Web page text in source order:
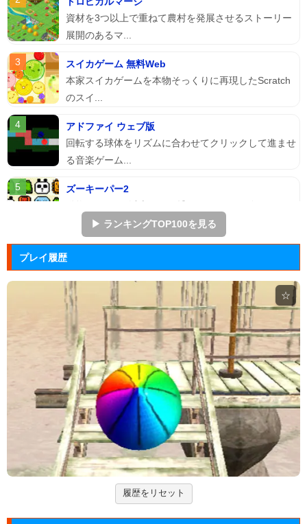
資材を3つ以上で重ねて農村を発展させるストーリー
展開のあるマ...
スイカゲーム 無料Web
本家スイカゲームを本物そっくりに再現したScratch
のスイ...
アドファイ ウェブ版
回転する球体をリズムに合わせてクリックして進ませ
る音楽ゲーム...
ズーキーパー2
動物たちを3匹以上にして捕まえていくパズルゲー
ぷよぷよ
落ちものパズルで有名な「ぷよぷよ」のブラウザゲー
ム。
マージェストキングダム
王国を再建すべく領土を拡大していく建国シミュレー
ションゲーム...
大乱闘スマッシュブラザーズフラ...
任天堂の大乱闘スマッシュブラザーズをブラウザゲー
ムで再現した...
Mole Kingdom De...
モグラ王国のヒーローたちがチームで敵の侵攻を食い
止める防衛ゲ...
ジュエルカラーリング
宝石を入れ替えて床と同じ色に揃えるカラーパズルゲ
▶ ランキングTOP100を見る
プレイ履歴
☆
履歴をリセット